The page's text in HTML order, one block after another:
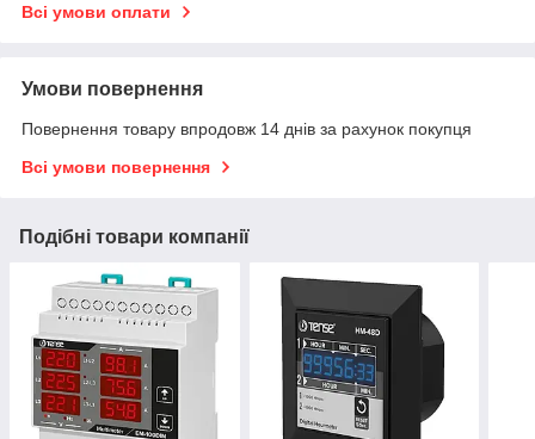
Всі умови оплати
Умови повернення
Повернення товару впродовж 14 днів за рахунок покупця
Всі умови повернення
Подібні товари компанії